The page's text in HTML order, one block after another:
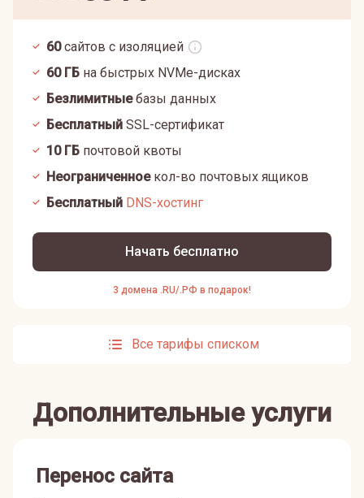
60 сайтов с изоляцией
60ГБ на быстрых NVMe-дисках
Безлимитныебазы данных
Бесплатный SSL-сертификат
10ГБ почтовой квоты
Неограниченноекол-во почтовых ящиков
Бесплатный DNS-хостинг
Начать бесплатно
3 домена .RU/.РФ в подарок!
Все тарифы списком
Дополнительные услуги
Перенос сайта